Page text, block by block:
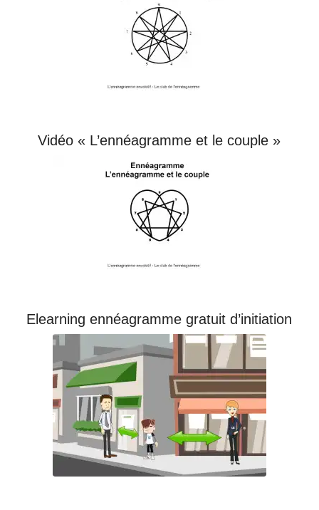
Vidéo « L’ennéagramme et le couple »
Elearning ennéagramme gratuit d’initiation